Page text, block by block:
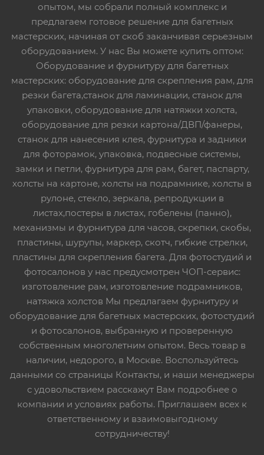
опытом, мы собрали полный комплекс и
предлагаем готовое решение для багетных
мастерских, начиная от скоб заканчивая серьезным
оборудованием. У нас Вы можете купить оптом:
Оборудование и фурнитуру для багетных
мастерских: оборудование для скрепления рам, для
резки багета,станок для ламинации, станок для
упаковки, оборудование для натяжки холста,
оборудование для резки картона/ДВП/фанеры,
станок для нанесения клея, фурнитура и задники
для фоторамок, упаковка, подвесные системы,
замки и петли, фурнитура для рам, багет, паспарту,
холсты на картоне, холсты на подрамнике, холсты в
рулоне, стекло, зеркала, репродукции в
листах,постеры в листах, гобелены (панно),
механизмы и фурнитура для часов, скрепки, скобы,
пластины, шурупы, маркер, скотч, гибкие стрелки,
пластины для скрепления багета. Для фотостудий и
фотосалонов у нас предусмотрен ЧОП-сервис:
изготовление рам, изготовление подрамников,
натяжка холстов Мы предлагаем фурнитуру и
оборудование для багетных мастерских, фотостудий
и фотосалонов, выбранную и проверенную
собственным многолетним опытом. Весь товар в
наличии, недорого, в Москве. Воспользуйтесь
данными со страницы Контакты, и наши менеджеры
с удовольствием расскажут Вам подробнее о
компании и условиях работы. Приглашаем всех к
ответственному и взаимовыгодному
сотрудничеству!